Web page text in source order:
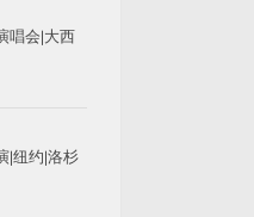
唱会|大西
|纽约|洛杉